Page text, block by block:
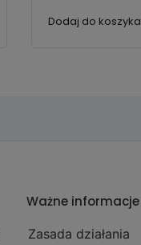
Dodaj do koszyka
Ważne informacje
Zasada działania